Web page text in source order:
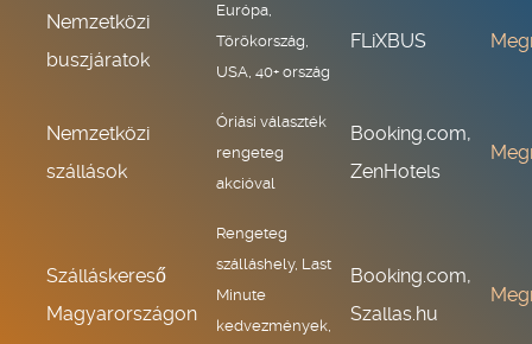
Nemzetközi
buszjáratok
Európa,
Törökország,
USA, 40+ ország
FLiXBUS
Nemzetközi
szállások
Óriási választék
rengeteg
akcióval
Booking.com,
ZenHotels
Szálláskereső
Magyarországon
Rengeteg
szálláshely, Last
Minute
kedvezmények,
Booking.com,
Szallas.hu